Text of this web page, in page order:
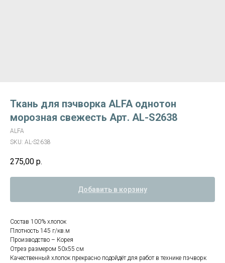
Ткань для пэчворка ALFA однотон
морозная свежесть Арт. AL-S2638
ALFA
SKU: AL-S2638
275,00 р.
Добавить в корзину
Состав 100% хлопок
Плотность 145 г/кв.м
Производство – Корея
Отрез размером 50х55 см
Качественный хлопок прекрасно подойдёт для работ в технике пэчворк